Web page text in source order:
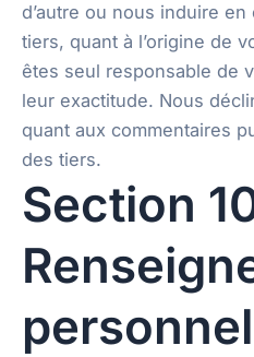
d’autre ou nous induire
tiers, quant à l’origine de
êtes seul responsable de
leur exactitude. Nous
quant aux commentaires
des tiers.
Section